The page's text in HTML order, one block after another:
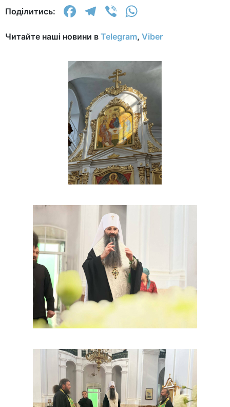
Поділитись: Facebook
Telegram
Viber
Читайте наші новини в Telegram, Viber